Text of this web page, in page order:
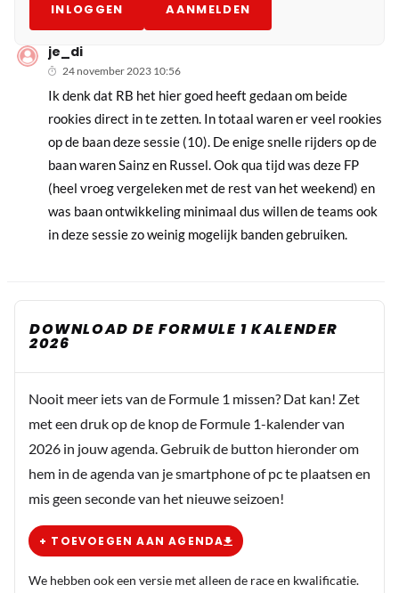
INLOGGEN AANMELDEN
je_di
24 november 2023 10:56
Ik denk dat RB het hier goed heeft gedaan om beide
rookies direct in te zetten. In totaal waren er veel rookies
op de baan deze sessie (10). De enige snelle rijders op de
baan waren Sainz en Russel. Ook qua tijd was deze FP
(heel vroeg vergeleken met de rest van het weekend) en
was baan ontwikkeling minimaal dus willen de teams ook
in deze sessie zo weinig mogelijk banden gebruiken.
DOWNLOAD DE FORMULE 1 KALENDER
2026
Nooit meer iets van de Formule 1 missen? Dat kan! Zet
met een druk op de knop de Formule 1-kalender van
2026 in jouw agenda. Gebruik de button hieronder om
hem in de agenda van je smartphone of pc te plaatsen en
mis geen seconde van het nieuwe seizoen!
+ TOEVOEGEN AAN AGENDA
We hebben ook een versie met alleen de race en kwalificatie.